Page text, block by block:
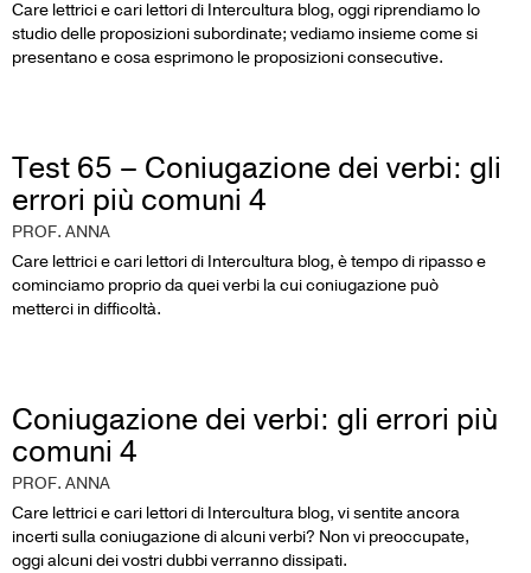
Care lettrici e cari lettori di Intercultura blog, oggi riprendiamo lo
studio delle proposizioni subordinate; vediamo insieme come si
presentano e cosa esprimono le proposizioni consecutive.
Test 65 – Coniugazione dei verbi: gli
errori più comuni 4
PROF. ANNA
Care lettrici e cari lettori di Intercultura blog, è tempo di ripasso e
cominciamo proprio da quei verbi la cui coniugazione può
metterci in difficoltà.
Coniugazione dei verbi: gli errori più
comuni 4
PROF. ANNA
Care lettrici e cari lettori di Intercultura blog, vi sentite ancora
incerti sulla coniugazione di alcuni verbi? Non vi preoccupate,
oggi alcuni dei vostri dubbi verranno dissipati.